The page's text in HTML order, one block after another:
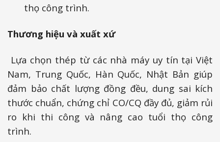
thọ công trình.
Thương hiệu và xuất xứ
Lựa chọn thép từ các nhà máy uy tín tại Việt
Nam, Trung Quốc, Hàn Quốc, Nhật Bản giúp
đảm bảo chất lượng đồng đều, dung sai kích
thước chuẩn, chứng chỉ CO/CQ đầy đủ, giảm rủi
ro khi thi công và nâng cao tuổi thọ công
trình.